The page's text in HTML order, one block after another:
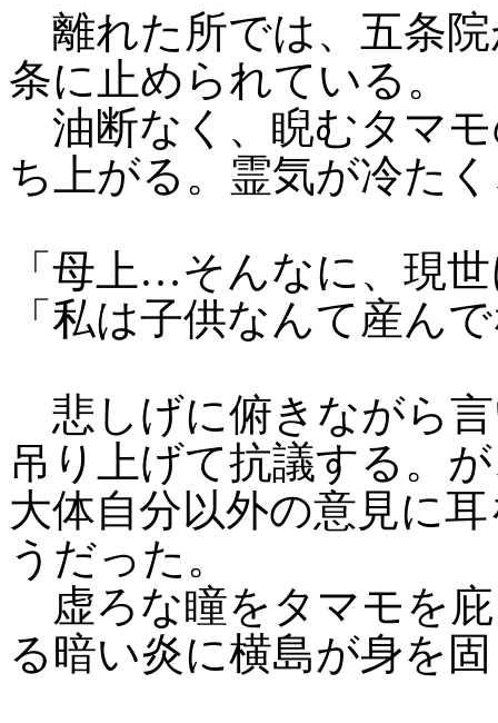
離れた所では、五条
条に止められている。
油断なく、睨むタマ
ち上がる。霊気が冷た
「母上…そんなに、現
「私は子供なんて産ん
悲しげに俯きながら
吊り上げて抗議する。
大体自分以外の意見に
うだった。
虚ろな瞳をタマモを
る暗い炎に横島が身を